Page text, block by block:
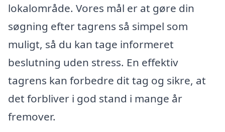
lokalområde. Vores mål er at gøre din
søgning efter tagrens så simpel som
muligt, så du kan tage informeret
beslutning uden stress. En effektiv
tagrens kan forbedre dit tag og sikre, at
det forbliver i god stand i mange år
fremover.